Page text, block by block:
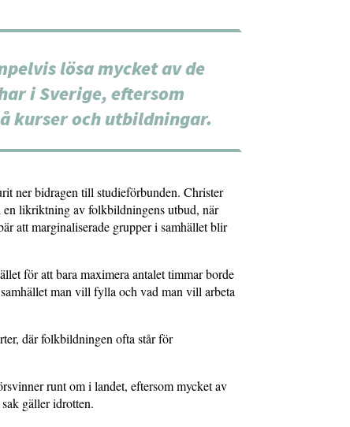
lösa mycket av de
i Sverige, eftersom
kurser och utbildningar.
ner bidragen till studieförbunden. Christer
en likriktning av folkbildningens utbud, när
att marginaliserade grupper i samhället blir
för att bara maximera antalet timmar borde
man vill fylla och vad man vill arbeta
där folkbildningen ofta står för
runt om i landet, eftersom mycket av
gäller idrotten.